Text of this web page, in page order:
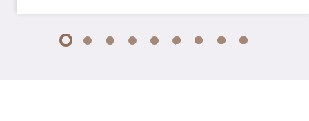
1 2 3 4 5 6 7 8 9